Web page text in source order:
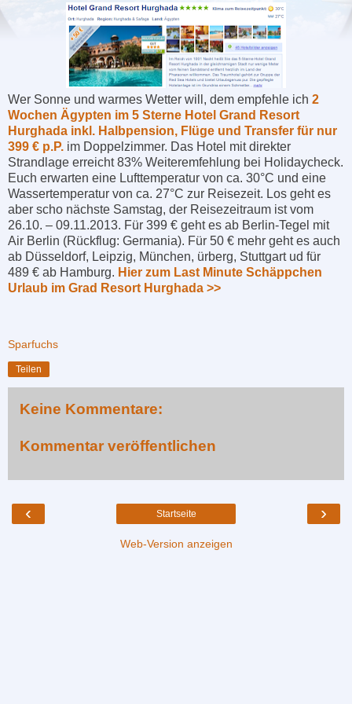
Wer Sonne und warmes Wetter will, dem empfehle ich 2
Wochen Ägypten im 5 Sterne Hotel Grand Resort
Hurghada inkl. Halbpension, Flüge und Transfer für nur
399 € p.P. im Doppelzimmer. Das Hotel mit direkter
Strandlage erreicht 83% Weiteremfehlung bei Holidaycheck.
Euch erwarten eine Lufttemperatur von ca. 30°C und eine
Wassertemperatur von ca. 27°C zur Reisezeit. Los geht es
aber scho nächste Samstag, der Reisezeitraum ist vom
26.10. – 09.11.2013. Für 399 € geht es ab Berlin-Tegel mit
Air Berlin (Rückflug: Germania). Für 50 € mehr geht es auch
ab Düsseldorf, Leipzig, München, ürberg, Stuttgart ud für
489 € ab Hamburg. Hier zum Last Minute Schäppchen
Urlaub im Grad Resort Hurghada >>
Sparfuchs
Teilen
Keine Kommentare:
Kommentar veröffentlichen
‹ ›
Startseite
Web-Version anzeigen